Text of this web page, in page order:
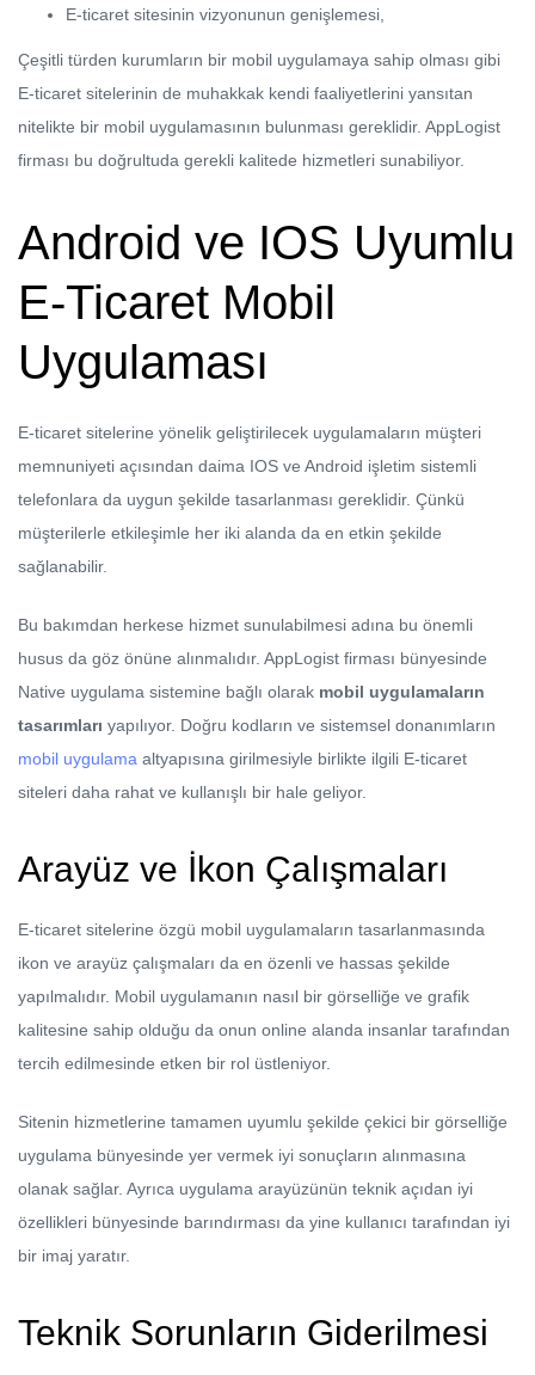
E-ticaret sitesinin vizyonunun genişlemesi,
Çeşitli türden kurumların bir mobil uygulamaya sahip olması gibi
E-ticaret sitelerinin de muhakkak kendi faaliyetlerini yansıtan
nitelikte bir mobil uygulamasının bulunması gereklidir. AppLogist
firması bu doğrultuda gerekli kalitede hizmetleri sunabiliyor.
Android ve IOS Uyumlu
E-Ticaret Mobil
Uygulaması
E-ticaret sitelerine yönelik geliştirilecek uygulamaların müşteri
memnuniyeti açısından daima IOS ve Android işletim sistemli
telefonlara da uygun şekilde tasarlanması gereklidir. Çünkü
müşterilerle etkileşimle her iki alanda da en etkin şekilde
sağlanabilir.
Bu bakımdan herkese hizmet sunulabilmesi adına bu önemli
husus da göz önüne alınmalıdır. AppLogist firması bünyesinde
Native uygulama sistemine bağlı olarak mobil uygulamaların
tasarımları yapılıyor. Doğru kodların ve sistemsel donanımların
mobil uygulama altyapısına girilmesiyle birlikte ilgili E-ticaret
siteleri daha rahat ve kullanışlı bir hale geliyor.
Arayüz ve İkon Çalışmaları
E-ticaret sitelerine özgü mobil uygulamaların tasarlanmasında
ikon ve arayüz çalışmaları da en özenli ve hassas şekilde
yapılmalıdır. Mobil uygulamanın nasıl bir görselliğe ve grafik
kalitesine sahip olduğu da onun online alanda insanlar tarafından
tercih edilmesinde etken bir rol üstleniyor.
Sitenin hizmetlerine tamamen uyumlu şekilde çekici bir görselliğe
uygulama bünyesinde yer vermek iyi sonuçların alınmasına
olanak sağlar. Ayrıca uygulama arayüzünün teknik açıdan iyi
özellikleri bünyesinde barındırması da yine kullanıcı tarafından iyi
bir imaj yaratır.
Teknik Sorunların Giderilmesi